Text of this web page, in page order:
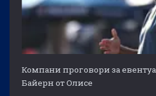
Компани проговори за
Байерн от Олисе